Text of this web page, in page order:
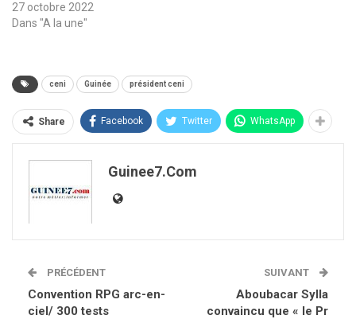
27 octobre 2022
Dans "A la une"
ceni Guinée président ceni
Share Facebook Twitter WhatsApp
Guinee7.com
PRÉCÉDENT
Convention RPG arc-en-
ciel/ 300 tests
SUIVANT
Aboubacar Sylla
convaincu que « le Pr